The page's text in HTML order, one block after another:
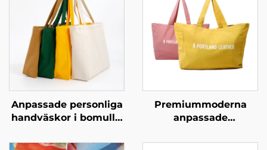
Anpassade personliga
handväskor i bomull –
med anpassad
Premiummoderna
anpassade
personliga märkta